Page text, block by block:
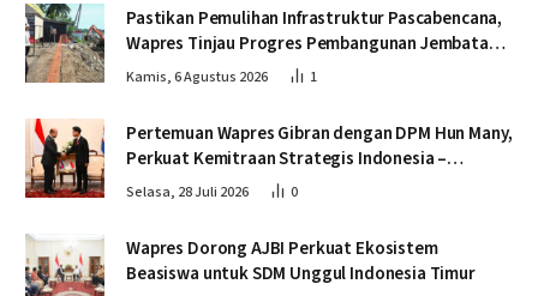
Pastikan Pemulihan Infrastruktur Pascabencana,
Wapres Tinjau Progres Pembangunan Jembatan
Krueng Tingkeum Bireuen
Kamis, 6 Agustus 2026 1
Pertemuan Wapres Gibran dengan DPM Hun Many,
Perkuat Kemitraan Strategis Indonesia –
Kamboja
Selasa, 28 Juli 2026 0
Wapres Dorong AJBI Perkuat Ekosistem
Beasiswa untuk SDM Unggul Indonesia Timur